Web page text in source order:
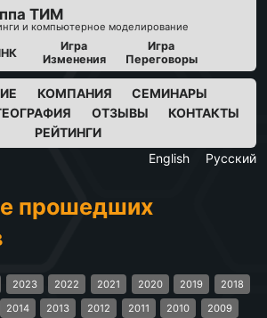
ТИМ
и компьютерное моделирование
Игра
Изменения
Игра
Переговоры
КОМПАНИЯ
СЕМИНАРЫ
ОТЗЫВЫ
КОНТАКТЫ
РЕЙТИНГИ
English
Русский
прошедших
2023 2022 2021 2020 2019
2018
2014 2013 2012 2011 2010
2009